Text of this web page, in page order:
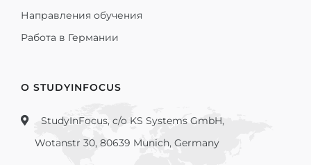
Направления обучения
Работа в Германии
О STUDYINFOCUS
StudyInFocus, c/o KS Systems GmbH,
Wotanstr 30, 80639 Munich, Germany